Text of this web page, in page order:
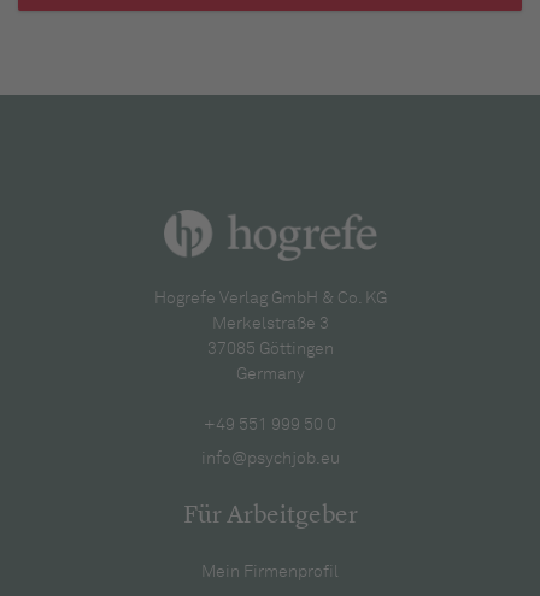
Hogrefe Verlag GmbH & Co. KG
Merkelstraße 3
37085 Göttingen
Germany
+49 551 999 50 0
info@psychjob.eu
Für Arbeitgeber
Mein Firmenprofil